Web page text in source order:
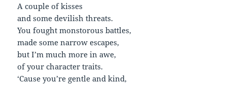
A couple of kisses
and some devilish threats.
You fought monstorous battles,
made some narrow escapes,
but I’m much more in awe,
of your character traits.
‘Cause you’re gentle and kind,